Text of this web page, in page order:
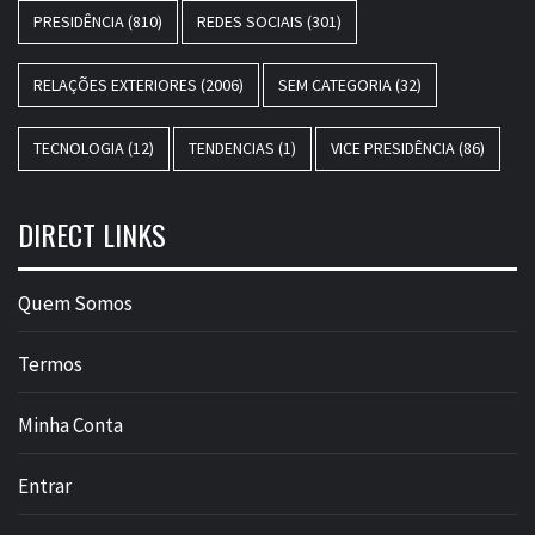
PRESIDÊNCIA(810) REDES SOCIAIS (301)
RELAÇÕES EXTERIORES (2006) SEM CATEGORIA(32)
TECNOLOGIA(12) TENDENCIAS (1) VICE PRESIDÊNCIA(86)
DIRECT LINKS
Quem Somos
Termos
Minha Conta
Entrar